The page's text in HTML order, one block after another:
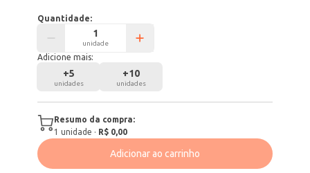
Quantidade:
unidade
Adicione mais:
+5
unidades
+10
unidades
Resumo da compra:
1 unidade · R$ 0,00
Adicionar ao carrinho